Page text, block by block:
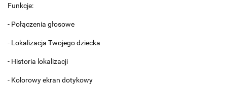
Funkcje:
- Połączenia głosowe
- Lokalizacja Twojego dziecka
- Historia lokalizacji
- Kolorowy ekran dotykowy